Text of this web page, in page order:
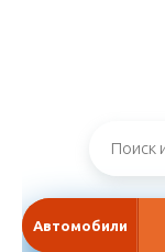
Автомобили